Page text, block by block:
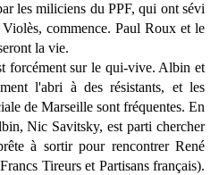
les miliciens du PPF, qui ont sévi
commence. Paul Roux et le
la vie.
forcément sur le qui-vive. Albin et
l'abri à des résistants, et les
de Marseille sont fréquentes. En
Nic Savitsky, est parti chercher
à sortir pour rencontrer René
Tireurs et Partisans français).